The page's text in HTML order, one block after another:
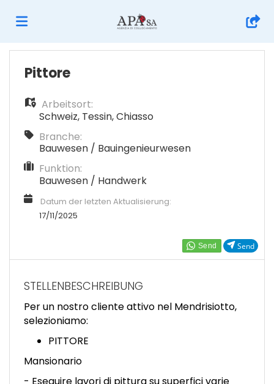
Home
Stellen
Lebenslauf
hochladen
Anmelden
FR
IT
Send
Pittore
Arbeitsort:
Schweiz, Tessin,Chiasso
Branche:
Bauwesen / Bauingenieurwesen
Funktion:
Bauwesen / Handwerk
Datum der letzten Aktualisierung:
17/11/2025
STELLENBESCHREIBUNG
Per un nostro cliente attivo nel Mendrisiotto,
selezioniamo:
PITTORE
Mansionario